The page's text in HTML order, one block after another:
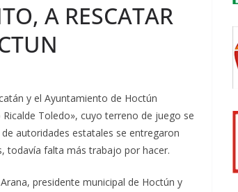
A RESCATAR
y el Ayuntamiento de Hoctún
Toledo», cuyo terreno de juego se
autoridades estatales se entregaron
todavía falta más trabajo por hacer.
presidente municipal de Hoctún y